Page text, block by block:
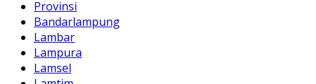
Provinsi
Bandarlampung
Lambar
Lampura
Lamsel